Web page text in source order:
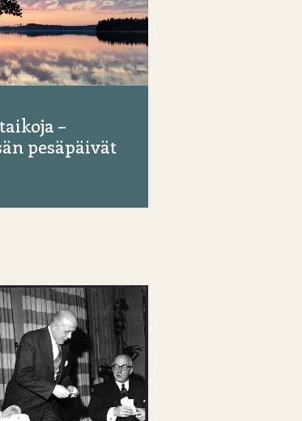
–
pesäpäivät